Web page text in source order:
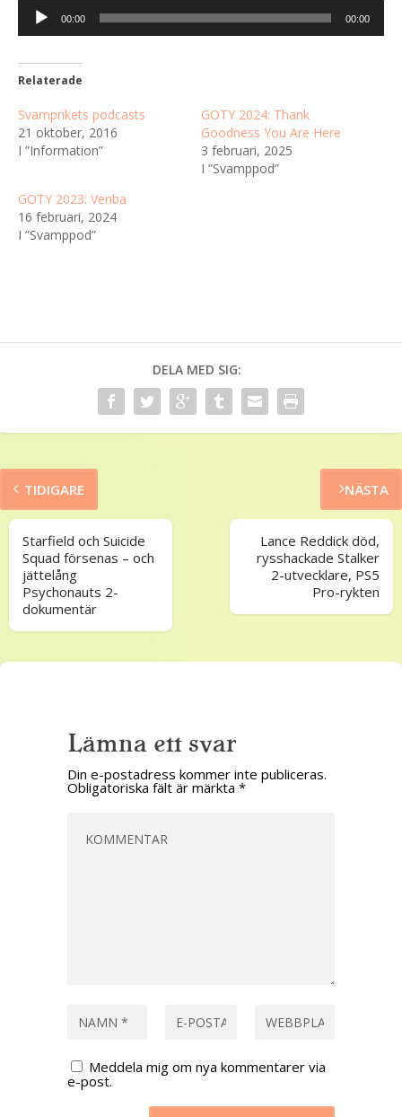
Ljudspelare
00:00 00:00
Relaterade
Svamprikets podcasts
21 oktober, 2016
I ”Information”
GOTY 2024: Thank
Goodness You Are Here
3 februari, 2025
I ”Svamppod”
GOTY 2023: Venba
16 februari, 2024
I ”Svamppod”
DELA MED SIG:
TIDIGARE
Starfield och Suicide
Squad försenas – och
jättelång
Psychonauts 2-
dokumentär
NÄSTA
Lance Reddick död,
rysshackade Stalker
2-utvecklare, PS5
Pro-rykten
Lämna ett svar
Din e-postadress kommer inte publiceras.
Obligatoriska fält är märkta *
Meddela mig om nya kommentarer via
e-post.